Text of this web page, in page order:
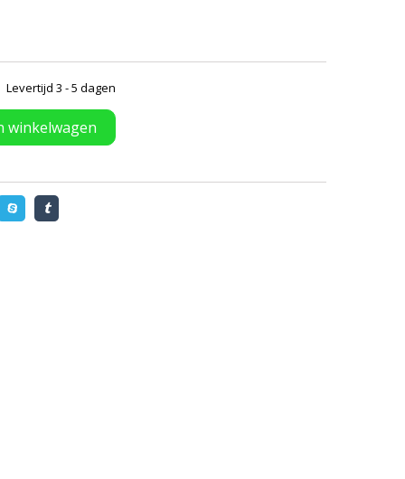
Levertijd 3 - 5 dagen
winkelwagen